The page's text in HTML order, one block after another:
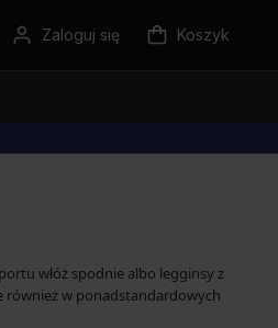
Zaloguj się Koszyk
włóż spodnie albo legginsy z
również w ponadstandardowych